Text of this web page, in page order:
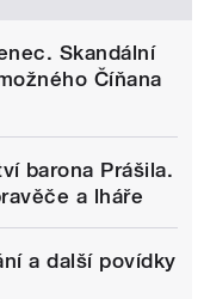
Skandální
Číňana
barona Prášila.
a lháře
a další povídky